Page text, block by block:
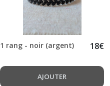
1 rang - noir (argent) 18€
AJOUTER